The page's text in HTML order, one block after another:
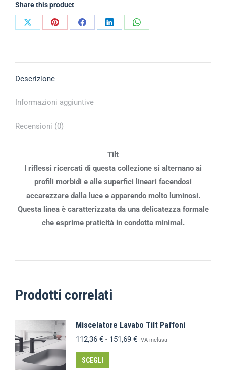
Share this product
Descrizione
Informazioni aggiuntive
Recensioni (0)
Tilt
I riflessi ricercati di questa collezione si alternano ai
profili morbidi e alle superfici lineari facendosi
accarezzare dalla luce e apparendo molto luminosi.
Questa linea è caratterizzata da una delicatezza formale
che esprime praticità in condotta minimal.
Prodotti correlati
Miscelatore Lavabo Tilt Paffoni
112,36 € - 151,69 € IVA inclusa
SCEGLI